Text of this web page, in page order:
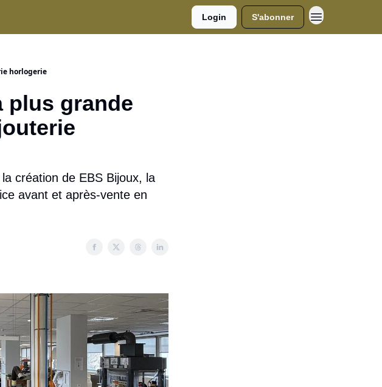
Login S'abonner
horlogerie
plus grande
création de EBS Bijoux, la
avant et après-vente en